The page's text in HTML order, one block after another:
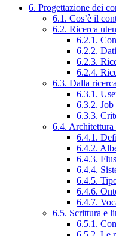
6. Progettazione dei
6.1. Cos’è il
6.2. Ricerca
6.2.1.
6.2.2.
6.2.3.
6.2.4.
6.3. Dalla
6.3.1.
6.3.2.
6.3.3.
6.4. Architettura
6.4.1.
6.4.2.
6.4.3.
6.4.4.
6.4.5.
6.4.6.
6.4.7.
6.5. Scrittura e
6.5.1.